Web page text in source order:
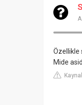
Özellikle
Mide